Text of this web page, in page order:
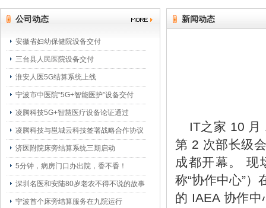
新闻动态
IT之家 10 月
第 2 次部长级
成都开幕。 现
称“协作中心”
的 IAEA 协作
公司动态
安徽省妇幼保健院设备交付
三台县人民医院设备交付
淮安人医5G结算系统上线
宁波市中医院“5G+智能医护”设备交付
凌腾科技5G+智慧医疗设备论证通过
凌腾科技与邕城云科技签署战略合作协议
济医附院床旁结算系统三期启动
5分钟，病房门口办出院，香不香！
深圳名医和安陆80岁老农不得不说的故事
宁波首个床旁结算服务在九院运行